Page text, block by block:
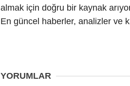
almak için doğru bir kaynak
En güncel haberler, analizler ve
YORUMLAR